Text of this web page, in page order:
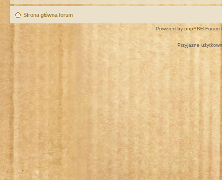
Strona główna forum
Powered by phpBB® Forum
Przyjazne